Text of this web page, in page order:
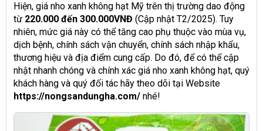
Hiện, giá nho xanh không hạt Mỹ trên thị trường dao động
từ 220.000 đến 300.000VNĐ (Cập nhật T2/2025). Tuy
nhiên, mức giá này có thể tăng cao phụ thuộc vào mùa vụ,
dịch bệnh, chính sách vận chuyển, chính sách nhập khẩu,
thương hiệu và địa điểm cung cấp. Do đó, để có thể cập
nhật nhanh chóng và chính xác giá nho xanh không hạt, quý
khách hàng và quý đối tác hãy theo dõi tại Website
https://nongsandungha.com/ nhé!